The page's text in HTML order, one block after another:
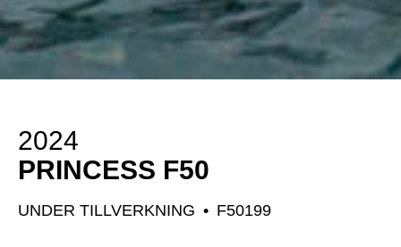
2024
PRINCESS F50
UNDER TILLVERKNING • F50199